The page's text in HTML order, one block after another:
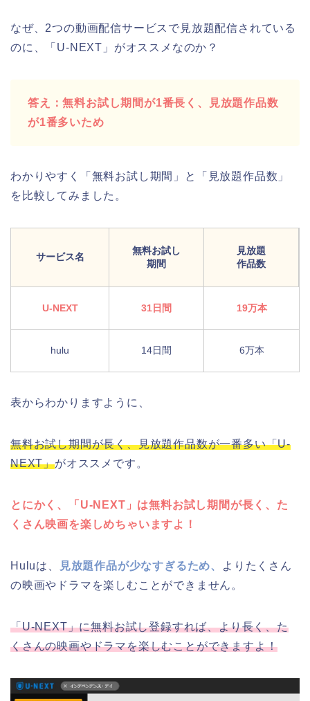
なぜ、2つの動画配信サービスで見放題配信されている
のに、「U-NEXT」がオススメなのか？
答え：無料お試し期間が1番長く、見放題作品数
が1番多いため
わかりやすく「無料お試し期間」と「見放題作品数」
を比較してみました。
サービス名
無料お試し
期間
見放題
作品数
U-NEXT 31日間 19万本
hulu 14日間 6万本
表からわかりますように、
無料お試し期間が長く、見放題作品数が一番多い「U-
NEXT」がオススメです。
とにかく、「U-NEXT」は無料お試し期間が長く、た
くさん映画を楽しめちゃいますよ！
Huluは、 見放題作品が少なすぎるため、
よりたくさん
の映画やドラマを楽しむことができません。
「U-NEXT」に無料お試し登録すれば、より長く、た
くさんの映画やドラマを楽しむことができますよ！